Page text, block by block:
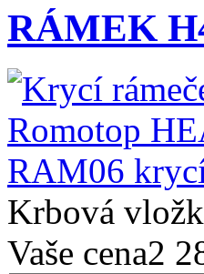
RÁMEK
Krbová
Vaše cena2